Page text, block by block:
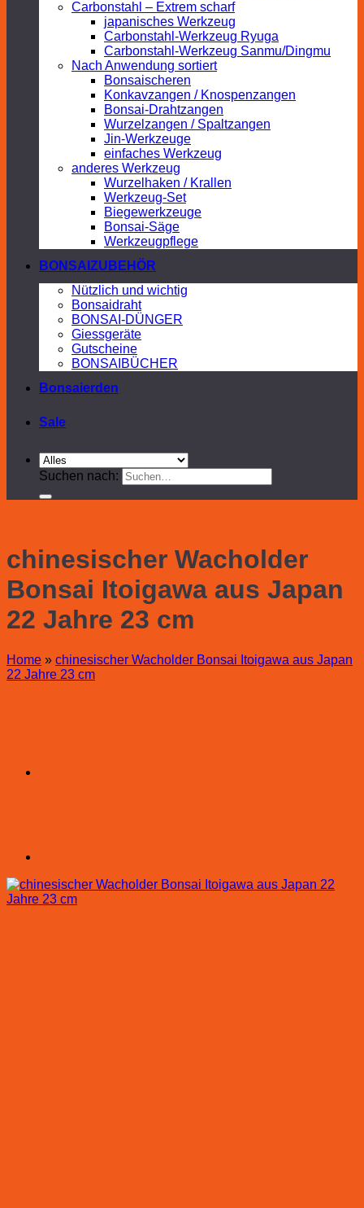
Carbonstahl – Extrem scharf
japanisches Werkzeug
Carbonstahl-Werkzeug Ryuga
Carbonstahl-Werkzeug Sanmu/Dingmu
Nach Anwendung sortiert
Bonsaischeren
Konkavzangen / Knospenzangen
Bonsai-Drahtzangen
Wurzelzangen / Spaltzangen
Jin-Werkzeuge
einfaches Werkzeug
anderes Werkzeug
Wurzelhaken / Krallen
Werkzeug-Set
Biegewerkzeuge
Bonsai-Säge
Werkzeugpflege
BONSAIZUBEHÖR
Nützlich und wichtig
Bonsaidraht
BONSAI-DÜNGER
Giessgeräte
Gutscheine
BONSAIBÜCHER
Bonsaierden
Sale
Suchen nach:
chinesischer Wacholder
Bonsai Itoigawa aus Japan
22 Jahre 23 cm
Home » chinesischer Wacholder Bonsai Itoigawa aus Japan
22 Jahre 23 cm